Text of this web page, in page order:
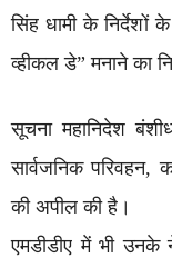
सिंह धामी के निर्देशों
व्हीकल डे” मनाने का
सूचना महानिदेश
सार्वजनिक
की अपील की है।
एमडीडीए में भी